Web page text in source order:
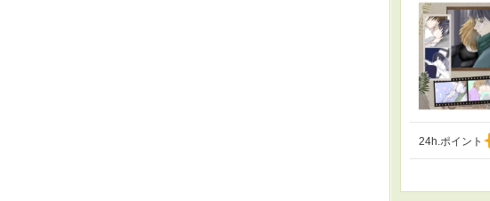
24h.ポイント